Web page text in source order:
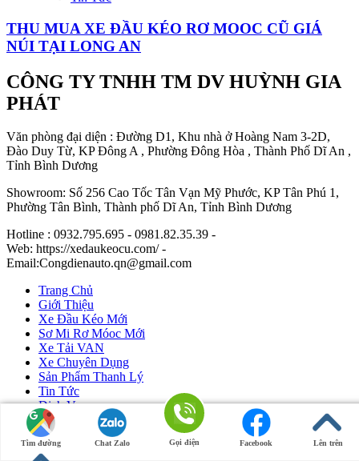
THU MUA XE ĐẦU KÉO RƠ MOOC CŨ GIÁ
NÚI TẠI LONG AN
CÔNG TY TNHH TM DV HUỲNH GIA
PHÁT
Văn phòng đại diện : Đường D1, Khu nhà ở Hoàng Nam 3-2D,
Đào Duy Từ, KP Đông A , Phường Đông Hòa , Thành Phố Dĩ An ,
Tỉnh Bình Dương
Showroom: Số 256 Cao Tốc Tân Vạn Mỹ Phước, KP Tân Phú 1,
Phường Tân Bình, Thành phố Dĩ An, Tỉnh Bình Dương
Hotline : 0932.795.695 - 0981.82.35.39 -
Web: https://xedaukeocu.com/ -
Email:Congdienauto.qn@gmail.com
Tìm đường Chat Zalo Gọi điện Facebook Lên trên
Trang Chủ
Giới Thiệu
Xe Đầu Kéo Mới
Sơ Mi Rơ Móoc Mới
Xe Tải VAN
Xe Chuyên Dụng
Sản Phẩm Thanh Lý
Tin Tức
Dịch Vụ
Liên Hệ
Ô Tô Huỳnh Gia Phát|Xe Đầu Kéo Mỹ by Huỳnh Gia Phát.